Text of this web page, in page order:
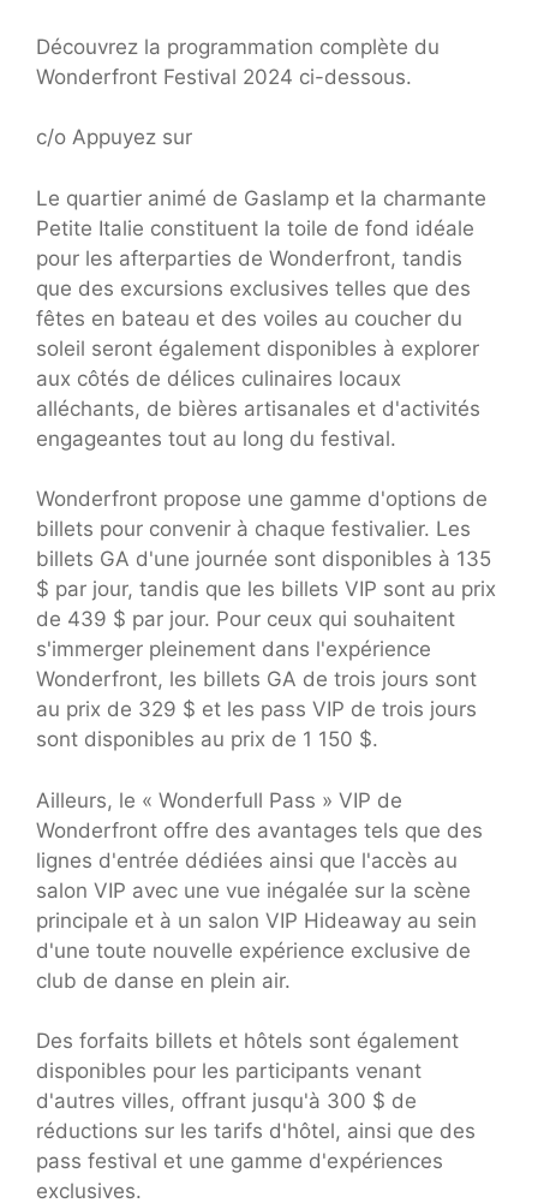
Découvrez la programmation complète du
Wonderfront Festival 2024 ci-dessous.
c/o Appuyez sur
Le quartier animé de Gaslamp et la charmante
Petite Italie constituent la toile de fond idéale
pour les afterparties de Wonderfront, tandis
que des excursions exclusives telles que des
fêtes en bateau et des voiles au coucher du
soleil seront également disponibles à explorer
aux côtés de délices culinaires locaux
alléchants, de bières artisanales et d'activités
engageantes tout au long du festival.
Wonderfront propose une gamme d'options de
billets pour convenir à chaque festivalier. Les
billets GA d'une journée sont disponibles à 135
$ par jour, tandis que les billets VIP sont au prix
de 439 $ par jour. Pour ceux qui souhaitent
s'immerger pleinement dans l'expérience
Wonderfront, les billets GA de trois jours sont
au prix de 329 $ et les pass VIP de trois jours
sont disponibles au prix de 1 150 $.
Ailleurs, le « Wonderfull Pass » VIP de
Wonderfront offre des avantages tels que des
lignes d'entrée dédiées ainsi que l'accès au
salon VIP avec une vue inégalée sur la scène
principale et à un salon VIP Hideaway au sein
d'une toute nouvelle expérience exclusive de
club de danse en plein air.
Des forfaits billets et hôtels sont également
disponibles pour les participants venant
d'autres villes, offrant jusqu'à 300 $ de
réductions sur les tarifs d'hôtel, ainsi que des
pass festival et une gamme d'expériences
exclusives.